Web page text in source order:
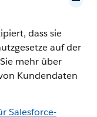
dass sie
auf der
mehr über
Kundendaten
Salesforce-